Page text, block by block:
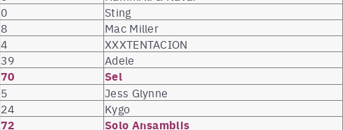
0 Sting
8 Mac Miller
4 XXXTENTACION
39 Adele
70 Sel
5 Jess Glynne
24 Kygo
72 Solo Ansamblis